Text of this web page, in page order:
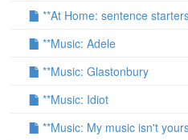
**At Home: sentence
**Music: Adele
**Music: Glastonbury
**Music: Idiot
**Music: My music isn't